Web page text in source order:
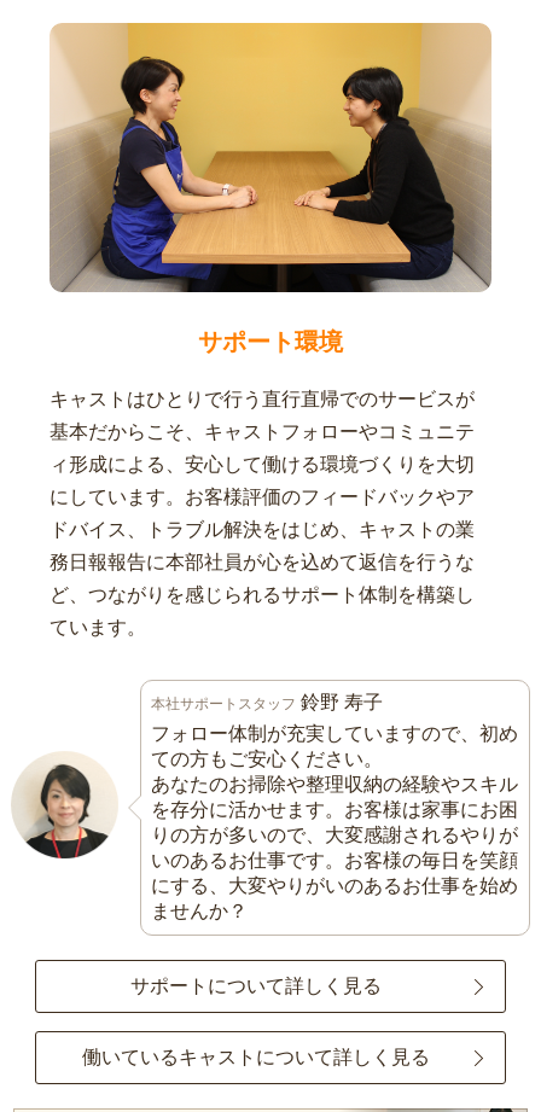
サポート環境
キャストはひとりで行う直行直帰でのサービスが
基本だからこそ、キャストフォローやコミュニテ
ィ形成による、安心して働ける環境づくりを大切
にしています。お客様評価のフィードバックやア
ドバイス、トラブル解決をはじめ、キャストの業
務日報報告に本部社員が心を込めて返信を行うな
ど、つながりを感じられるサポート体制を構築し
ています。
本社サポートスタッフ 鈴野 寿子
フォロー体制が充実していますので、初め
ての方もご安心ください。
あなたのお掃除や整理収納の経験やスキル
を存分に活かせます。お客様は家事にお困
りの方が多いので、大変感謝されるやりが
いのあるお仕事です。お客様の毎日を笑顔
にする、大変やりがいのあるお仕事を始め
ませんか？
サポートについて詳しく見る
働いているキャストについて詳しく見る